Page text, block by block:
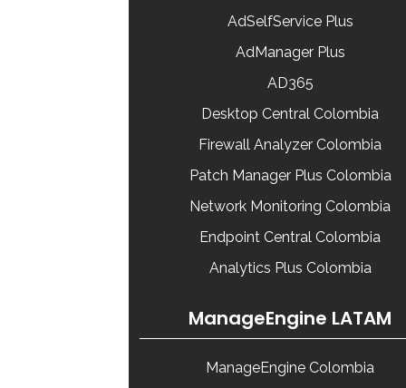
AdSelfService Plus
AdManager Plus
AD365
Desktop Central Colombia
Firewall Analyzer Colombia
Patch Manager Plus Colombia
Network Monitoring Colombia
Endpoint Central Colombia
Analytics Plus Colombia
ManageEngine LATAM
ManageEngine Colombia